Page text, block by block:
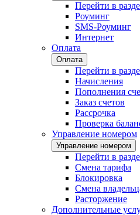
Перейти в
Роуминг
SMS-Роуминг
Интернет
Оплата
Оплата
Перейти в
Начисления
Пополнения
Заказ счетов
Рассрочка
Проверка
Управление номером
Управление номером
Перейти в
Смена тарифа
Блокировка
Смена
Расторжение
Дополнительные